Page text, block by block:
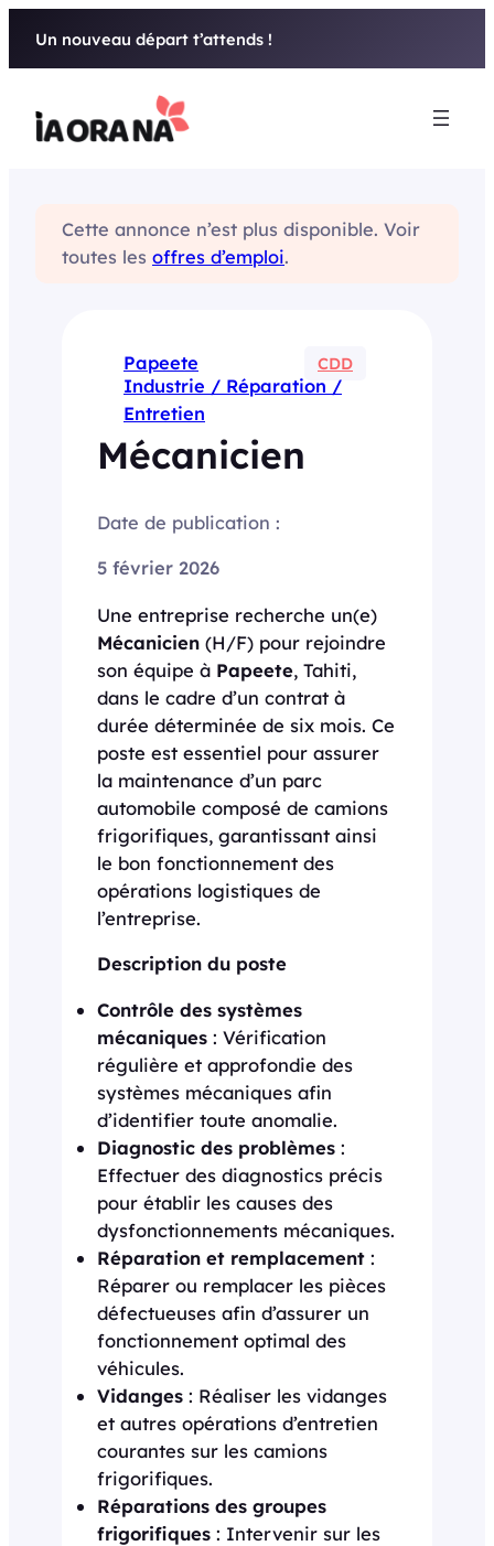
Un nouveau départ t’attends !
Cette annonce n’est plus disponible. Voir
toutes les offres d’emploi.
Papeete CDD
Industrie / Réparation /
Entretien
Mécanicien
Date de publication :
5 février 2026
Une entreprise recherche un(e)
Mécanicien (H/F) pour rejoindre
son équipe à Papeete, Tahiti,
dans le cadre d’un contrat à
durée déterminée de six mois. Ce
poste est essentiel pour assurer
la maintenance d’un parc
automobile composé de camions
frigorifiques, garantissant ainsi
le bon fonctionnement des
opérations logistiques de
l’entreprise.
Description du poste
Contrôle des systèmes
mécaniques : Vérification
régulière et approfondie des
systèmes mécaniques afin
d’identifier toute anomalie.
Diagnostic des problèmes :
Effectuer des diagnostics précis
pour établir les causes des
dysfonctionnements mécaniques.
Réparation et remplacement :
Réparer ou remplacer les pièces
défectueuses afin d’assurer un
fonctionnement optimal des
véhicules.
Vidanges : Réaliser les vidanges
et autres opérations d’entretien
courantes sur les camions
frigorifiques.
Réparations des groupes
frigorifiques : Intervenir sur les